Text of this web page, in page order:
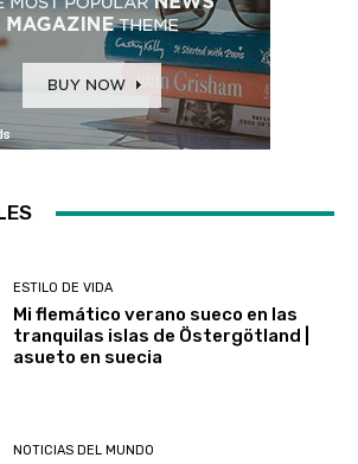
ESTILO DE VIDA
Mi flemático verano sueco en las
tranquilas islas de Östergötland |
asueto en suecia
NOTICIAS DEL MUNDO